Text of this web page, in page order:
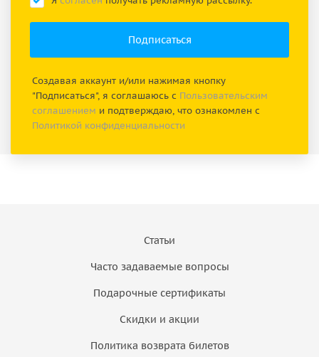
Создавая аккаунт и/или нажимая кнопку
"Подписаться", я соглашаюсь с Пользовательским
соглашением и подтверждаю, что ознакомлен с
Политикой конфиденциальности
Статьи
Часто задаваемые вопросы
Подарочные сертификаты
Скидки и акции
Политика возврата билетов